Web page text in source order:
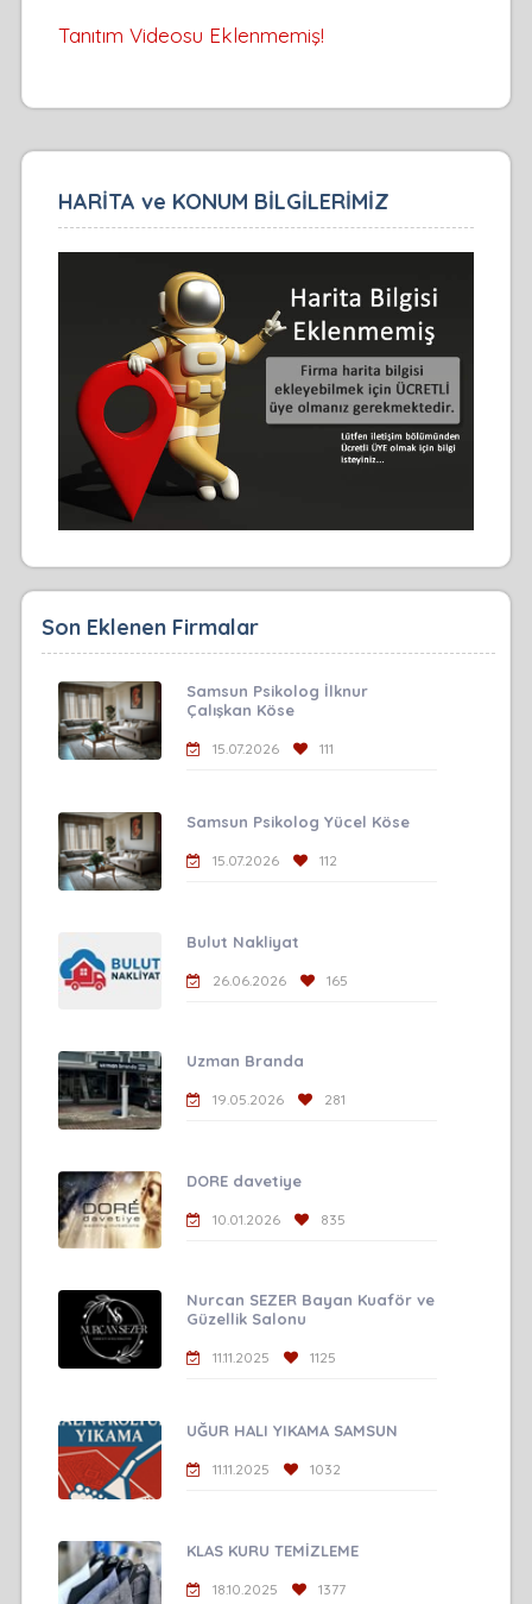
Tanıtım Videosu Eklenmemiş!
HARİTA ve KONUM BİLGİLERİMİZ
Son Eklenen Firmalar
Samsun Psikolog İlknur
Çalışkan Köse
15.07.2026 111
Samsun Psikolog Yücel Köse
15.07.2026 112
Bulut Nakliyat
26.06.2026 165
Uzman Branda
19.05.2026 281
DORE davetiye
10.01.2026 835
Nurcan SEZER Bayan Kuaför ve
Güzellik Salonu
11.11.2025 1125
UĞUR HALI YIKAMA SAMSUN
11.11.2025 1032
KLAS KURU TEMİZLEME
18.10.2025 1377